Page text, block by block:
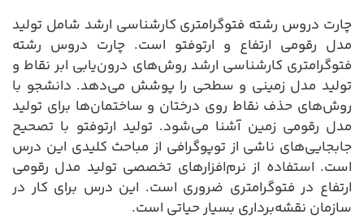
چارت دروس رشته فتوگرامتری کارشناسی ارشد شامل تولید
مدل رقومی ارتفاع و ارتوفتو است. چارت دروس رشته
فتوگرامتری کارشناسی ارشد روش‌های درون‌یابی ابر نقاط و
تولید مدل زمینی و سطحی را پوشش می‌دهد. دانشجو با
روش‌های حذف نقاط روی درختان و ساختمان‌ها برای تولید
مدل رقومی زمین آشنا می‌شود. تولید ارتوفتو با تصحیح
جابجایی‌های ناشی از توپوگرافی از مباحث کلیدی این درس
است. استفاده از نرم‌افزارهای تخصصی تولید مدل رقومی
ارتفاع در فتوگرامتری ضروری است. این درس برای کار در
سازمان نقشه‌برداری بسیار حیاتی است.